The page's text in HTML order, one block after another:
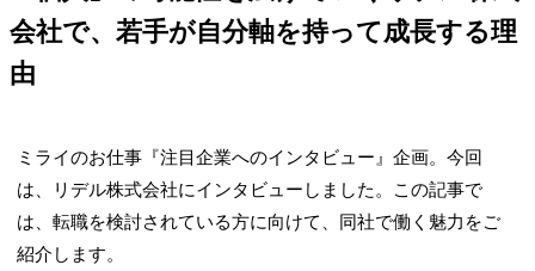
会社で、若手が自分軸を持って成長する理
由
ミライのお仕事『注目企業へのインタビュー』企画。今回
は、リデル株式会社にインタビューしました。この記事で
は、転職を検討されている方に向けて、同社で働く魅力をご
紹介します。